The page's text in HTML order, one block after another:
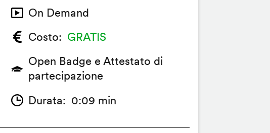
On Demand
Costo
GRATIS
Open Badge e Attestato di
partecipazione
Durata
0:09 min